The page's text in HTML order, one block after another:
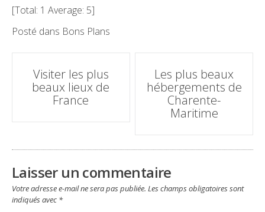
[Total: 1 Average: 5]
Posté dans Bons Plans
navigation
Visiter les plus
beaux lieux de
France
Les plus beaux
hébergements de
Charente-
Maritime
Laisser un commentaire
Votre adresse e-mail ne sera pas publiée. Les champs obligatoires sont
indiqués avec *